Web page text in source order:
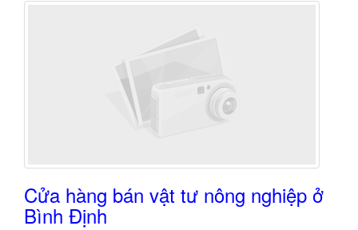
Cửa hàng bán vật tư nông nghiệp ở
Bình Định